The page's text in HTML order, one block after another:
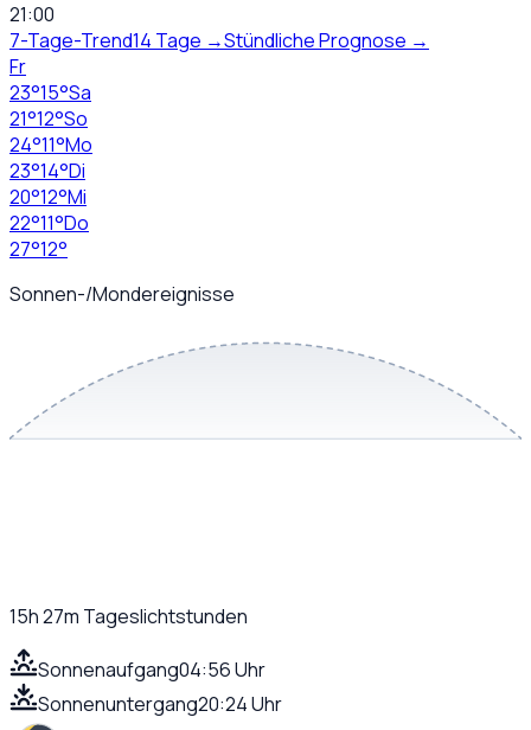
21:00
7-Tage-Trend14 Tage →Stündliche Prognose →
Fr
23°15°Sa
21°12°So
24°11°Mo
23°14°Di
20°12°Mi
22°11°Do
27°12°
Sonnen-/Mondereignisse
15h 27m Tageslichtstunden
Sonnenaufgang04:56 Uhr
Sonnenuntergang20:24 Uhr